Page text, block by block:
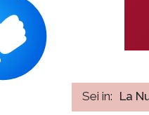
Sei in: La